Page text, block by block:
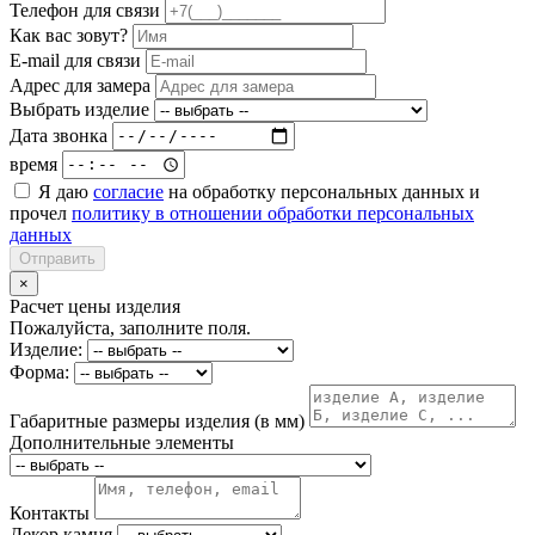
Телефон для связи
Как вас зовут?
E-mail для связи
Адрес для замера
Выбрать изделие
Дата звонка
время
Я даю согласие на обработку персональных данных и
прочел политику в отношении обработки персональных
данных
Отправить
×
Расчет цены изделия
Пожалуйста, заполните поля.
Изделие:
Форма:
Габаритные размеры изделия (в мм)
Дополнительные элементы
Контакты